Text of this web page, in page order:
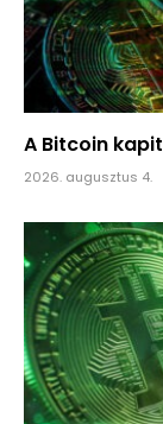
A Bitcoin
2026. augusztus 4.